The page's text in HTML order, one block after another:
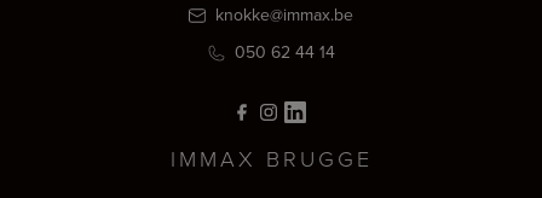
knokke@immax.be
050 62 44 14
IMMAX BRUGGE